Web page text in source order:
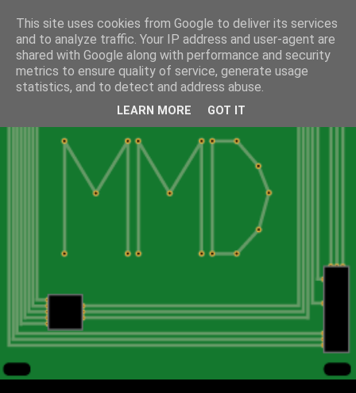
This site uses cookies from Google to deliver its services
and to analyze traffic. Your IP address and user-agent are
shared with Google along with performance and security
metrics to ensure quality of service, generate usage
statistics, and to detect and address abuse.
LEARN MORE GOT IT